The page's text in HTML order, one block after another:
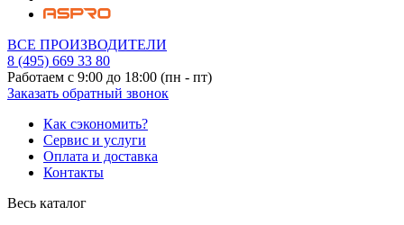
ВСЕ ПРОИЗВОДИТЕЛИ
8 (495) 669 33 80
Работаем с 9:00 до 18:00 (пн - пт)
Заказать обратный звонок
Как сэкономить?
Сервис и услуги
Оплата и доставка
Контакты
Весь каталог